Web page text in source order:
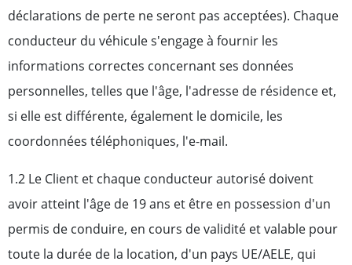
déclarations de perte ne seront pas acceptées). Chaque
conducteur du véhicule s'engage à fournir les
informations correctes concernant ses données
personnelles, telles que l'âge, l'adresse de résidence et,
si elle est différente, également le domicile, les
coordonnées téléphoniques, l'e-mail.
1.2 Le Client et chaque conducteur autorisé doivent
avoir atteint l'âge de 19 ans et être en possession d'un
permis de conduire, en cours de validité et valable pour
toute la durée de la location, d'un pays UE/AELE, qui